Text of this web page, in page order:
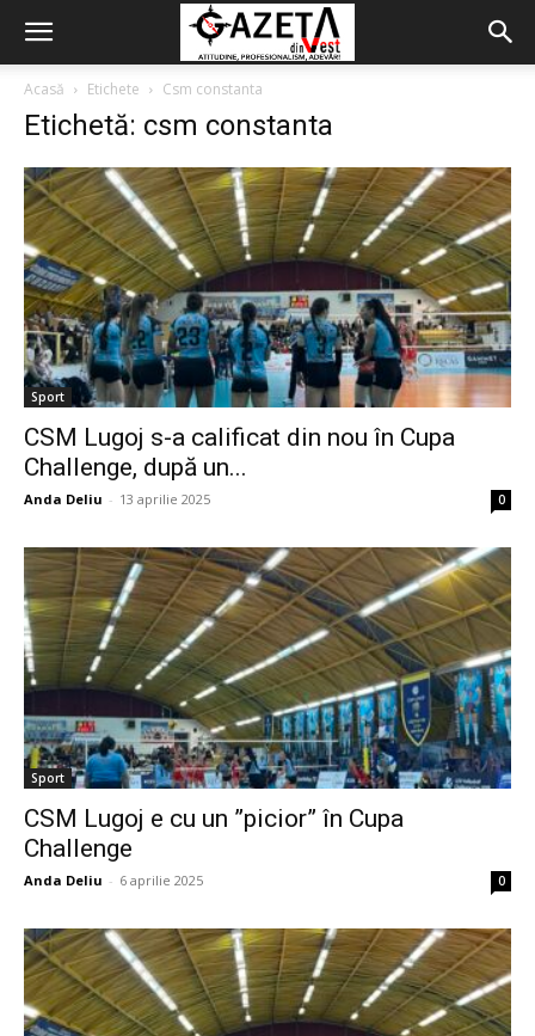
Acasă Etichete Csm constanta
Etichetă: csm constanta
Sport
CSM Lugoj s-a calificat din nou în Cupa
Challenge, după un...
Anda Deliu - 13 aprilie 2025 0
Sport
CSM Lugoj e cu un ”picior” în Cupa
Challenge
Anda Deliu - 6 aprilie 2025 0